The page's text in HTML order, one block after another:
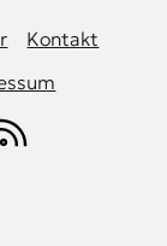
Kontakt